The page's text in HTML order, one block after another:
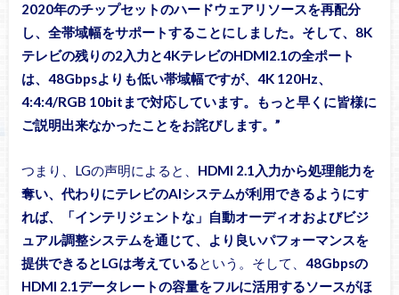
2020年のチップセットのハードウェアリソースを再配分
し、全帯域幅をサポートすることにしました。そして、8K
テレビの残りの2入力と4KテレビのHDMI2.1の全ポート
は、48Gbpsよりも低い帯域幅ですが、4K 120Hz、
4:4:4/RGB 10bitまで対応しています。もっと早くに皆様に
ご説明出来なかったことをお詫びします。”
つまり、LGの声明によると、 HDMI 2.1入力から処理能力を
奪い、代わりにテレビのAIシステムが利用できるようにす
れば、「インテリジェントな」自動オーディオおよびビジ
ュアル調整システムを通じて、より良いパフォーマンスを
提供できるとLGは考えているという。そして、 48Gbpsの
HDMI 2.1データレートの容量をフルに活用するソースがほ